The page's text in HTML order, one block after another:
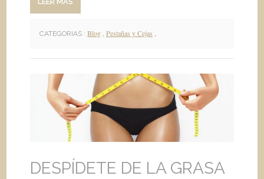
CATEGORIAS : Blog ,Pestañas y Cejas
DESPÍDETE DE LA GRASA